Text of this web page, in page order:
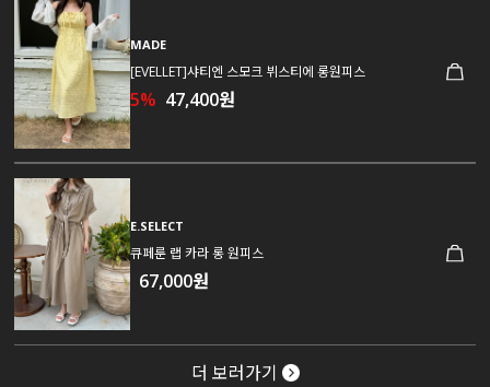
MADE
[EVELLET]샤티엔 스모크 뷔스티에 롱원피스
5% 47,400원
E.SELECT
큐페룬 랩 카라 롱 원피스
67,000원
더 보러가기